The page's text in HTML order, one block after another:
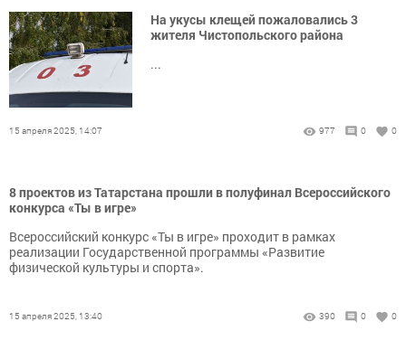
На укусы клещей пожаловались 3
жителя Чистопольского района
...
15 апреля 2025, 14:07 977 0 0
8 проектов из Татарстана прошли в полуфинал Всероссийского
конкурса «Ты в игре»
Всероссийский конкурс «Ты в игре» проходит в рамках
реализации Государственной программы «Развитие
физической культуры и спорта».
15 апреля 2025, 13:40 390 0 0